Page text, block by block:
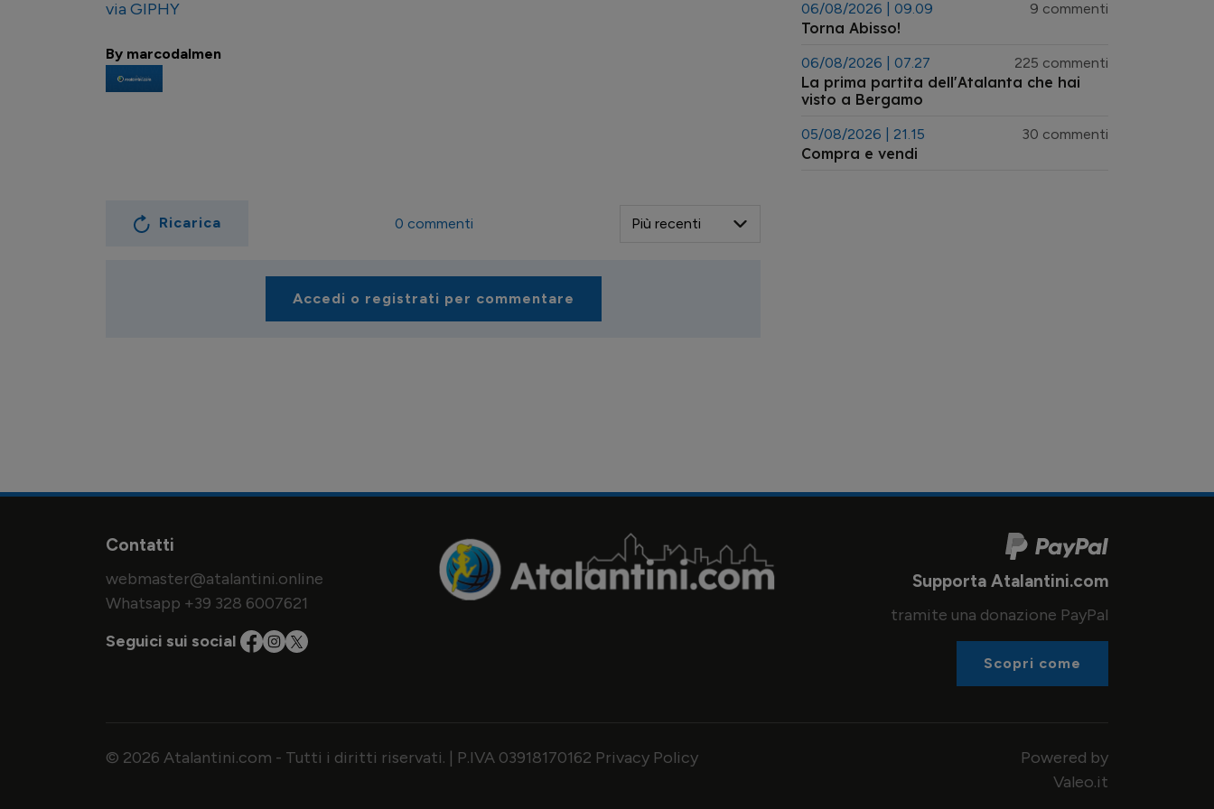
via GIPHY
By marcodalmen
Ricarica 0 commenti
Accedi o registrati per commentare
06/08/2026 | 09.09 9 commenti
Torna Abisso!
06/08/2026 | 07.27 225 commenti
La prima partita dell'Atalanta che hai
visto a Bergamo
05/08/2026 | 21.15 30 commenti
Compra e vendi
Contatti
webmaster@atalantini.online
Whatsapp +39 328 6007621
Seguici sui social
Supporta Atalantini.com
tramite una donazione PayPal
Scopri come
© 2026 Atalantini.com - Tutti i diritti riservati. | P.IVA 03918170162 Privacy Policy
Powered by
Valeo.it